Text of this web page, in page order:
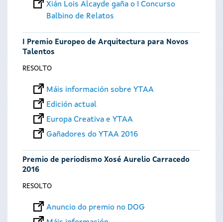
Xián Lois Alcayde gaña o I Concurso
Balbino de Relatos
I Premio Europeo de Arquitectura para Novos
Talentos
RESOLTO
Máis información sobre YTAA
Edición actual
Europa Creativa e YTAA
Gañadores do YTAA 2016
Premio de periodismo Xosé Aurelio Carracedo
2016
RESOLTO
Anuncio do premio no DOG